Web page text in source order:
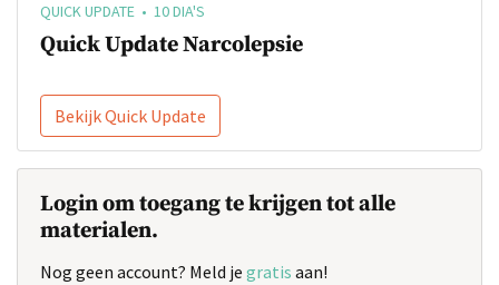
QUICK UPDATE • 10 DIA'S
Quick Update Narcolepsie
Bekijk Quick Update
Login om toegang te krijgen tot alle
materialen.
Nog geen account? Meld je gratis aan!